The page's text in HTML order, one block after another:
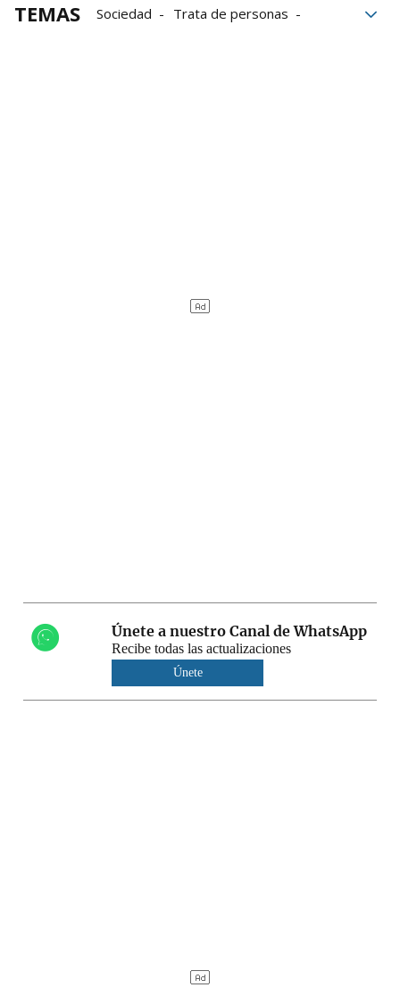
TEMAS Sociedad
Trata de personas
Únete a nuestro Canal de WhatsApp
Recibe todas las actualizaciones
Únete